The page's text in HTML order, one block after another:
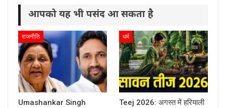
आपको यह भी पसंद आ सकता है
राजनीति
Umashankar Singh
धर्म
Teej 2026: अगस्त में हरियाली